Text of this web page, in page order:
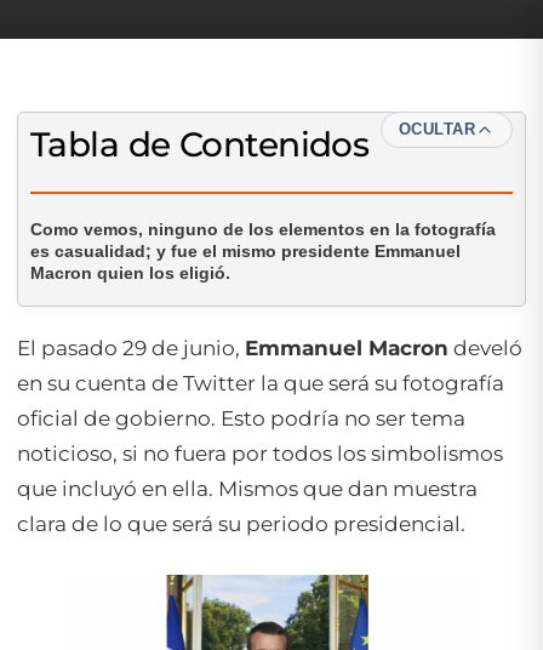
Tabla de Contenidos OCULTAR
Como vemos, ninguno de los elementos en la fotografía
es casualidad; y fue el mismo presidente Emmanuel
Macron quien los eligió.
El pasado 29 de junio, Emmanuel Macron develó
en su cuenta de Twitter la que será su fotografía
oficial de gobierno. Esto podría no ser tema
noticioso, si no fuera por todos los simbolismos
que incluyó en ella. Mismos que dan muestra
clara de lo que será su periodo presidencial.